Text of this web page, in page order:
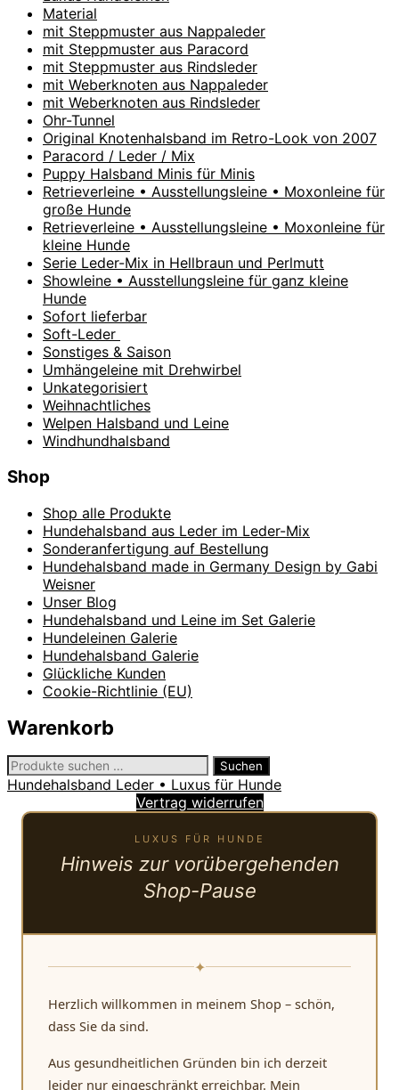
Material
mit Steppmuster aus Nappaleder
mit Steppmuster aus Paracord
mit Steppmuster aus Rindsleder
mit Weberknoten aus Nappaleder
mit Weberknoten aus Rindsleder
Ohr-Tunnel
Original Knotenhalsband im Retro-Look von 2007
Paracord / Leder / Mix
Puppy Halsband Minis für Minis
Retrieverleine • Ausstellungsleine • Moxonleine für
große Hunde
Retrieverleine • Ausstellungsleine • Moxonleine für
kleine Hunde
Serie Leder-Mix in Hellbraun und Perlmutt
Showleine • Ausstellungsleine für ganz kleine
Hunde
Sofort lieferbar
Soft-Leder
Sonstiges & Saison
Umhängeleine mit Drehwirbel
Unkategorisiert
Weihnachtliches
Welpen Halsband und Leine
Windhundhalsband
Shop
Shop alle Produkte
Hundehalsband aus Leder im Leder-Mix
Sonderanfertigung auf Bestellung
Hundehalsband made in Germany Design by Gabi
Weisner
Unser Blog
Hundehalsband und Leine im Set Galerie
Hundeleinen Galerie
Hundehalsband Galerie
Glückliche Kunden
Cookie-Richtlinie (EU)
Warenkorb
Suchen
nach:
Suchen
Hundehalsband Leder • Luxus für Hunde
Vertrag widerrufen
LUXUS FÜR HUNDE
Hinweis zur vorübergehenden
Shop-Pause
✦
Herzlich willkommen in meinem Shop – schön,
dass Sie da sind.
Aus gesundheitlichen Gründen bin ich derzeit
leider nur eingeschränkt erreichbar. Mein